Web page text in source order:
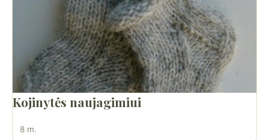
Kojinytės naujagimiui
8 m.